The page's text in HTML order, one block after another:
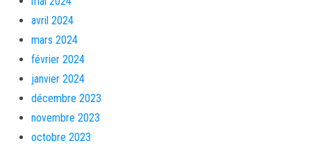
avril 2024
mars 2024
février 2024
janvier 2024
décembre 2023
novembre 2023
octobre 2023